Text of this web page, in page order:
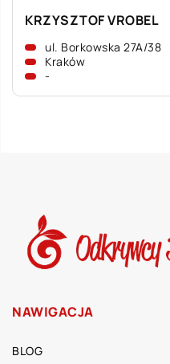
KRZYSZTOF VROBEL
ul. Borkowska 27A/38
Kraków
-
NAWIGACJA
BLOG